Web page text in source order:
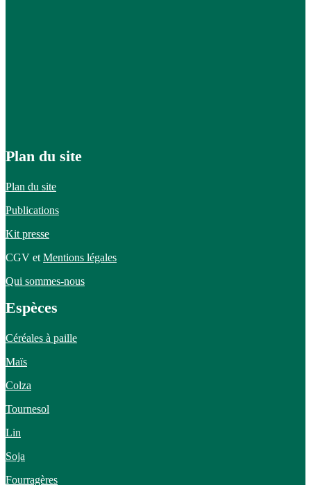
Plan du site
Plan du site
Publications
Kit presse
CGV et Mentions légales
Qui sommes-nous
Espèces
Céréales à paille
Maïs
Colza
Tournesol
Lin
Soja
Fourragères